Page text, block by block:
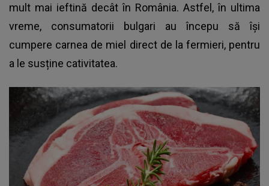
mult mai ieftină decât în România. Astfel, în ultima
vreme, consumatorii bulgari au începu să își
cumpere carnea de miel direct de la fermieri, pentru
a le susține cativitatea.